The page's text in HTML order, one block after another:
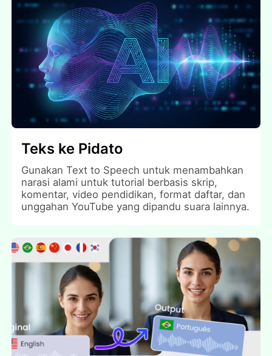
Teks ke Pidato
Gunakan Text to Speech untuk menambahkan
narasi alami untuk tutorial berbasis skrip,
komentar, video pendidikan, format daftar, dan
unggahan YouTube yang dipandu suara lainnya.